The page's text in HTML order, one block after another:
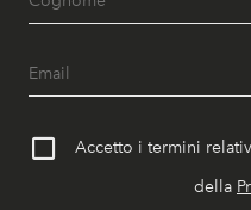
Accetto i termini
della